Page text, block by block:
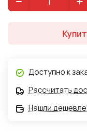
Доступно к
Рассчитать
Нашли